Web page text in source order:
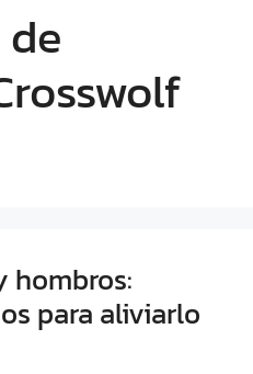
hombros:
para aliviarlo